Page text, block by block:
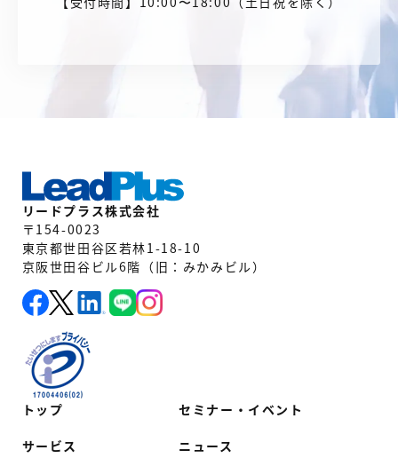
トップ
サービス
セミナー・イベント
ニュース
リードプラス株式会社
〒154-0023
東京都世田谷区若林1-18-10
京阪世田谷ビル6階（旧：みかみビル）